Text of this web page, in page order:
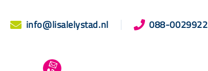
 info@lisalelystad.nl  088-0029922